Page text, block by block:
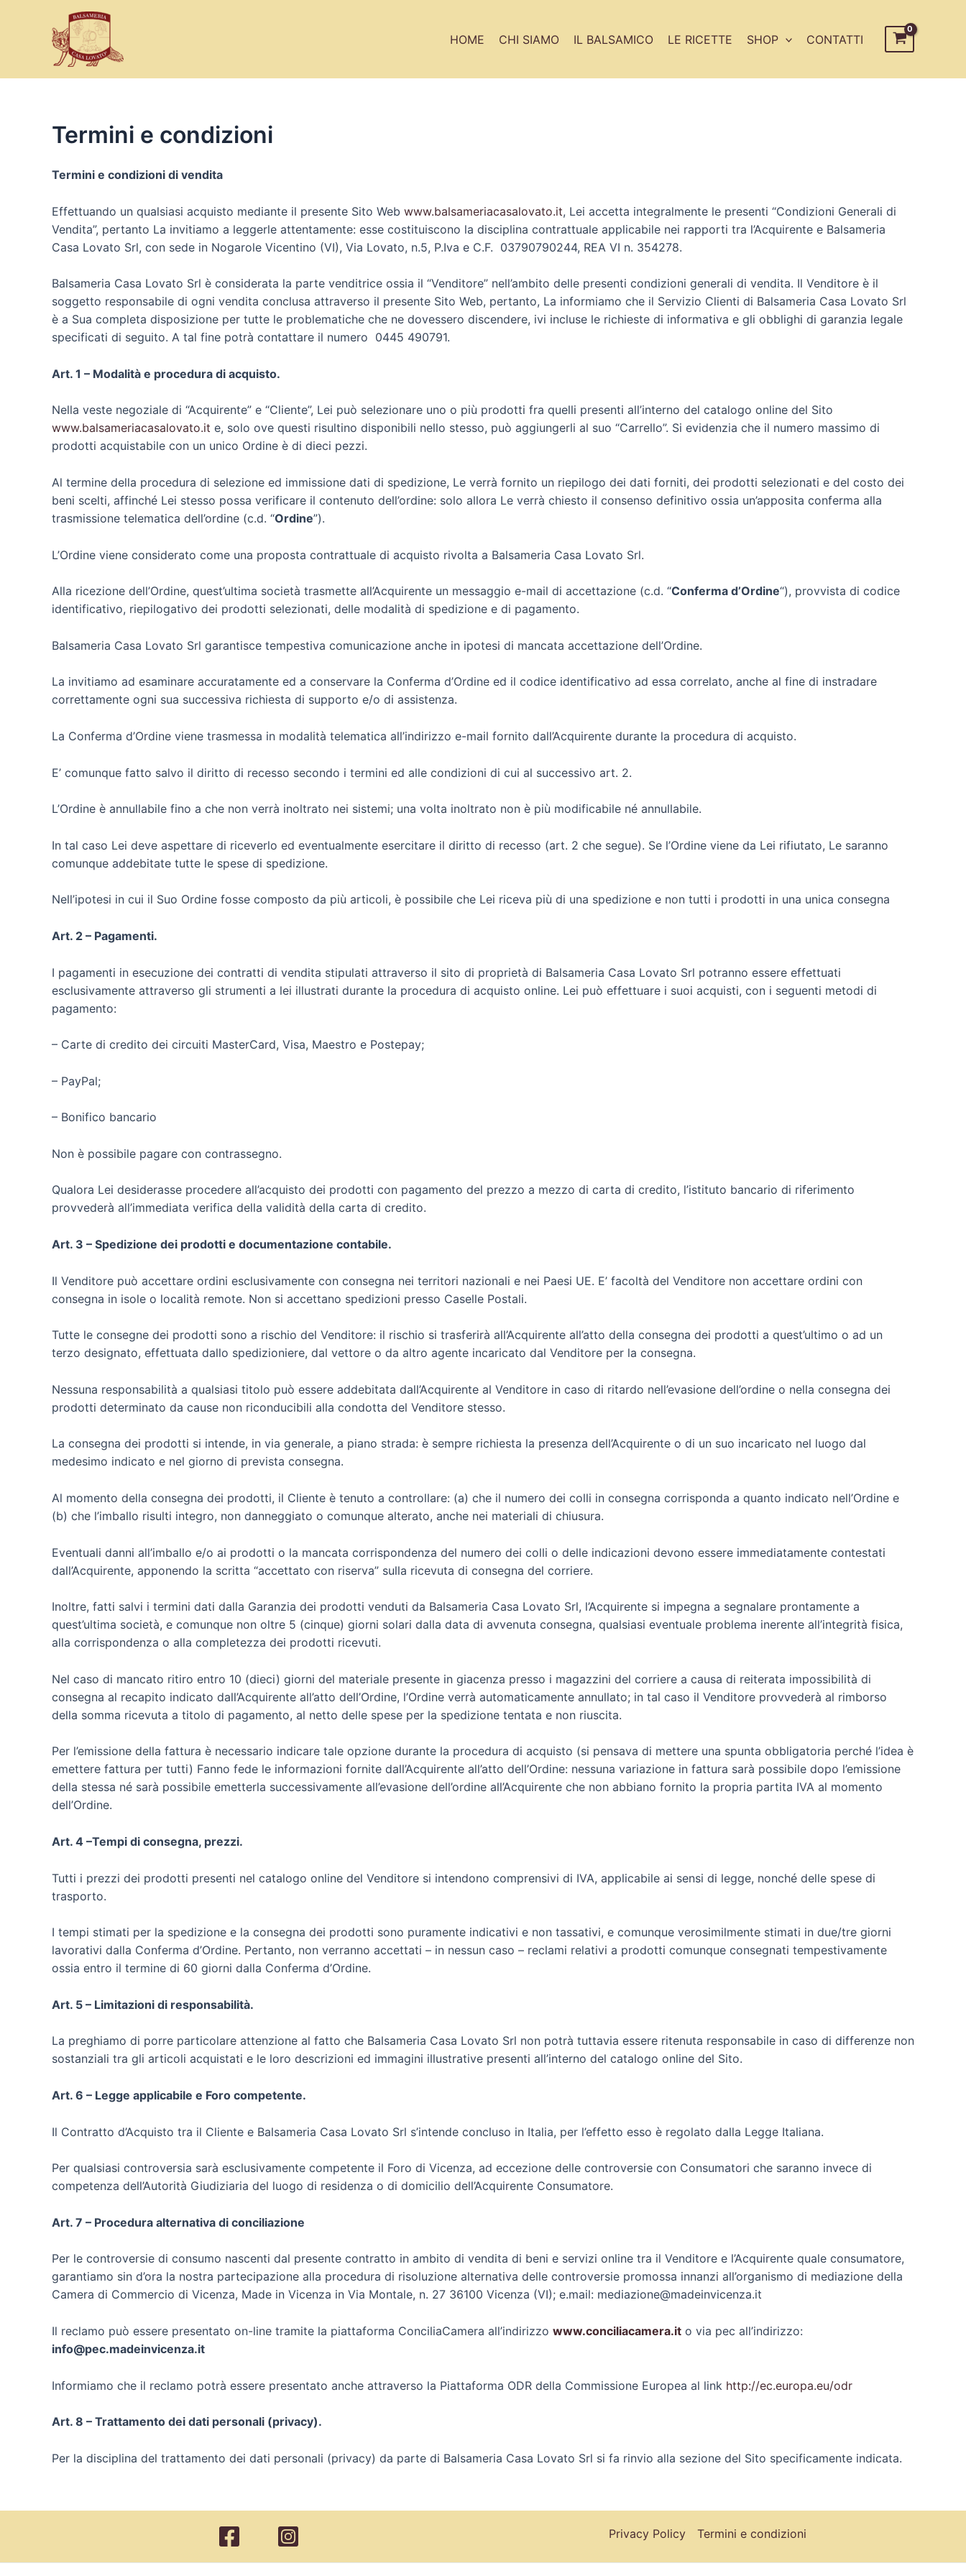
contenuto
HOME CHI SIAMO IL BALSAMICO LE RICETTE SHOP CONTATTI
Termini e condizioni
Termini e condizioni di vendita
Effettuando un qualsiasi acquisto mediante il presente Sito Web www.balsameriacasalovato.it, Lei accetta integralmente le presenti “Condizioni Generali di
Vendita”, pertanto La invitiamo a leggerle attentamente: esse costituiscono la disciplina contrattuale applicabile nei rapporti tra l’Acquirente e Balsameria
Casa Lovato Srl, con sede in Nogarole Vicentino (VI), Via Lovato, n.5, P.Iva e C.F. 03790790244, REA VI n. 354278.
Balsameria Casa Lovato Srl è considerata la parte venditrice ossia il “Venditore” nell’ambito delle presenti condizioni generali di vendita. Il Venditore è il
soggetto responsabile di ogni vendita conclusa attraverso il presente Sito Web, pertanto, La informiamo che il Servizio Clienti di Balsameria Casa Lovato Srl
è a Sua completa disposizione per tutte le problematiche che ne dovessero discendere, ivi incluse le richieste di informativa e gli obblighi di garanzia legale
specificati di seguito. A tal fine potrà contattare il numero 0445 490791.
Art. 1 – Modalità e procedura di acquisto.
Nella veste negoziale di “Acquirente” e “Cliente”, Lei può selezionare uno o più prodotti fra quelli presenti all’interno del catalogo online del Sito
www.balsameriacasalovato.it e, solo ove questi risultino disponibili nello stesso, può aggiungerli al suo “Carrello”. Si evidenzia che il numero massimo di
prodotti acquistabile con un unico Ordine è di dieci pezzi.
Al termine della procedura di selezione ed immissione dati di spedizione, Le verrà fornito un riepilogo dei dati forniti, dei prodotti selezionati e del costo dei
beni scelti, affinché Lei stesso possa verificare il contenuto dell’ordine: solo allora Le verrà chiesto il consenso definitivo ossia un’apposita conferma alla
trasmissione telematica dell’ordine (c.d. “Ordine”).
L’Ordine viene considerato come una proposta contrattuale di acquisto rivolta a Balsameria Casa Lovato Srl.
Alla ricezione dell’Ordine, quest’ultima società trasmette all’Acquirente un messaggio e-mail di accettazione (c.d. “Conferma d’Ordine“), provvista di codice
identificativo, riepilogativo dei prodotti selezionati, delle modalità di spedizione e di pagamento.
Balsameria Casa Lovato Srl garantisce tempestiva comunicazione anche in ipotesi di mancata accettazione dell’Ordine.
La invitiamo ad esaminare accuratamente ed a conservare la Conferma d’Ordine ed il codice identificativo ad essa correlato, anche al fine di instradare
correttamente ogni sua successiva richiesta di supporto e/o di assistenza.
La Conferma d’Ordine viene trasmessa in modalità telematica all’indirizzo e-mail fornito dall’Acquirente durante la procedura di acquisto.
E’ comunque fatto salvo il diritto di recesso secondo i termini ed alle condizioni di cui al successivo art. 2.
L’Ordine è annullabile fino a che non verrà inoltrato nei sistemi; una volta inoltrato non è più modificabile né annullabile.
In tal caso Lei deve aspettare di riceverlo ed eventualmente esercitare il diritto di recesso (art. 2 che segue). Se l’Ordine viene da Lei rifiutato, Le saranno
comunque addebitate tutte le spese di spedizione.
Nell’ipotesi in cui il Suo Ordine fosse composto da più articoli, è possibile che Lei riceva più di una spedizione e non tutti i prodotti in una unica consegna
Art. 2 – Pagamenti.
I pagamenti in esecuzione dei contratti di vendita stipulati attraverso il sito di proprietà di Balsameria Casa Lovato Srl potranno essere effettuati
esclusivamente attraverso gli strumenti a lei illustrati durante la procedura di acquisto online. Lei può effettuare i suoi acquisti, con i seguenti metodi di
pagamento:
– Carte di credito dei circuiti MasterCard, Visa, Maestro e Postepay;
– PayPal;
– Bonifico bancario
Non è possibile pagare con contrassegno.
Qualora Lei desiderasse procedere all’acquisto dei prodotti con pagamento del prezzo a mezzo di carta di credito, l’istituto bancario di riferimento
provvederà all’immediata verifica della validità della carta di credito.
Art. 3 – Spedizione dei prodotti e documentazione contabile.
Il Venditore può accettare ordini esclusivamente con consegna nei territori nazionali e nei Paesi UE. E’ facoltà del Venditore non accettare ordini con
consegna in isole o località remote. Non si accettano spedizioni presso Caselle Postali.
Tutte le consegne dei prodotti sono a rischio del Venditore: il rischio si trasferirà all’Acquirente all’atto della consegna dei prodotti a quest’ultimo o ad un
terzo designato, effettuata dallo spedizioniere, dal vettore o da altro agente incaricato dal Venditore per la consegna.
Nessuna responsabilità a qualsiasi titolo può essere addebitata dall’Acquirente al Venditore in caso di ritardo nell’evasione dell’ordine o nella consegna dei
prodotti determinato da cause non riconducibili alla condotta del Venditore stesso.
La consegna dei prodotti si intende, in via generale, a piano strada: è sempre richiesta la presenza dell’Acquirente o di un suo incaricato nel luogo dal
medesimo indicato e nel giorno di prevista consegna.
Al momento della consegna dei prodotti, il Cliente è tenuto a controllare: (a) che il numero dei colli in consegna corrisponda a quanto indicato nell’Ordine e
(b) che l’imballo risulti integro, non danneggiato o comunque alterato, anche nei materiali di chiusura.
Eventuali danni all’imballo e/o ai prodotti o la mancata corrispondenza del numero dei colli o delle indicazioni devono essere immediatamente contestati
dall’Acquirente, apponendo la scritta “accettato con riserva” sulla ricevuta di consegna del corriere.
Inoltre, fatti salvi i termini dati dalla Garanzia dei prodotti venduti da Balsameria Casa Lovato Srl, l’Acquirente si impegna a segnalare prontamente a
quest’ultima società, e comunque non oltre 5 (cinque) giorni solari dalla data di avvenuta consegna, qualsiasi eventuale problema inerente all’integrità fisica,
alla corrispondenza o alla completezza dei prodotti ricevuti.
Nel caso di mancato ritiro entro 10 (dieci) giorni del materiale presente in giacenza presso i magazzini del corriere a causa di reiterata impossibilità di
consegna al recapito indicato dall’Acquirente all’atto dell’Ordine, l’Ordine verrà automaticamente annullato; in tal caso il Venditore provvederà al rimborso
della somma ricevuta a titolo di pagamento, al netto delle spese per la spedizione tentata e non riuscita.
Per l’emissione della fattura è necessario indicare tale opzione durante la procedura di acquisto (si pensava di mettere una spunta obbligatoria perché l’idea è
emettere fattura per tutti) Fanno fede le informazioni fornite dall’Acquirente all’atto dell’Ordine: nessuna variazione in fattura sarà possibile dopo l’emissione
della stessa né sarà possibile emetterla successivamente all’evasione dell’ordine all’Acquirente che non abbiano fornito la propria partita IVA al momento
dell’Ordine.
Art. 4 –Tempi di consegna, prezzi.
Tutti i prezzi dei prodotti presenti nel catalogo online del Venditore si intendono comprensivi di IVA, applicabile ai sensi di legge, nonché delle spese di
trasporto.
I tempi stimati per la spedizione e la consegna dei prodotti sono puramente indicativi e non tassativi, e comunque verosimilmente stimati in due/tre giorni
lavorativi dalla Conferma d’Ordine. Pertanto, non verranno accettati – in nessun caso – reclami relativi a prodotti comunque consegnati tempestivamente
ossia entro il termine di 60 giorni dalla Conferma d’Ordine.
Art. 5 – Limitazioni di responsabilità.
La preghiamo di porre particolare attenzione al fatto che Balsameria Casa Lovato Srl non potrà tuttavia essere ritenuta responsabile in caso di differenze non
sostanziali tra gli articoli acquistati e le loro descrizioni ed immagini illustrative presenti all’interno del catalogo online del Sito.
Art. 6 – Legge applicabile e Foro competente.
Il Contratto d’Acquisto tra il Cliente e Balsameria Casa Lovato Srl s’intende concluso in Italia, per l’effetto esso è regolato dalla Legge Italiana.
Per qualsiasi controversia sarà esclusivamente competente il Foro di Vicenza, ad eccezione delle controversie con Consumatori che saranno invece di
competenza dell’Autorità Giudiziaria del luogo di residenza o di domicilio dell’Acquirente Consumatore.
Art. 7 – Procedura alternativa di conciliazione
Per le controversie di consumo nascenti dal presente contratto in ambito di vendita di beni e servizi online tra il Venditore e l’Acquirente quale consumatore,
garantiamo sin d’ora la nostra partecipazione alla procedura di risoluzione alternativa delle controversie promossa innanzi all’organismo di mediazione della
Camera di Commercio di Vicenza, Made in Vicenza in Via Montale, n. 27 36100 Vicenza (VI); e.mail: mediazione@madeinvicenza.it
Il reclamo può essere presentato on-line tramite la piattaforma ConciliaCamera all’indirizzo www.conciliacamera.it o via pec all’indirizzo:
info@pec.madeinvicenza.it
Informiamo che il reclamo potrà essere presentato anche attraverso la Piattaforma ODR della Commissione Europea al link http://ec.europa.eu/odr
Art. 8 – Trattamento dei dati personali (privacy).
Per la disciplina del trattamento dei dati personali (privacy) da parte di Balsameria Casa Lovato Srl si fa rinvio alla sezione del Sito specificamente indicata.
Privacy Policy Termini e condizioni